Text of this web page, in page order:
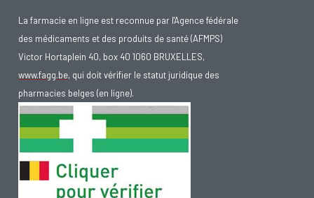
La farmacie en ligne est reconnue par l'Agence fédérale
des médicaments et des produits de santé (AFMPS)
Victor Hortaplein 40, box 40 1060 BRUXELLES,
www.fagg.be, qui doit vérifier le statut juridique des
pharmacies belges (en ligne).